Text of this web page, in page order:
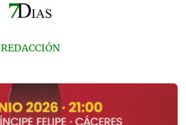
REDACCIÓN